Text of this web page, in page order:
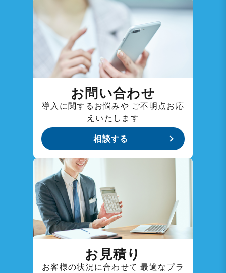
お問い合わせ
導入に関するお悩みや ご不明点お応
えいたします
相談する
お見積り
お客様の状況に合わせて 最適なプラ